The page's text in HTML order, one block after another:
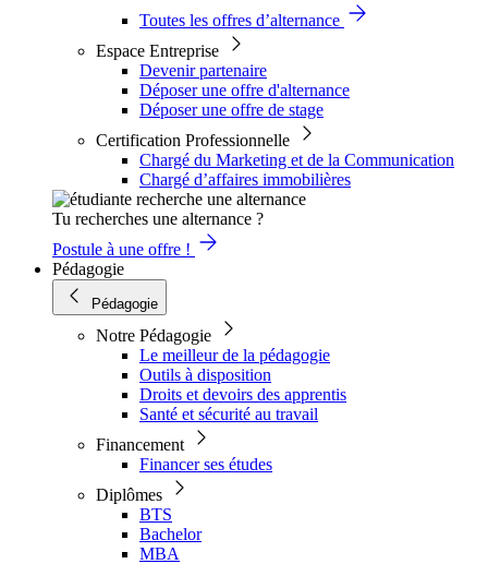
Toutes les offres d’alternance
Espace Entreprise
Devenir partenaire
Déposer une offre d'alternance
Déposer une offre de stage
Certification Professionnelle
Chargé du Marketing et de la Communication
Chargé d’affaires immobilières
Tu recherches une alternance ?
Postule à une offre !
Pédagogie
Pédagogie
Notre Pédagogie
Le meilleur de la pédagogie
Outils à disposition
Droits et devoirs des apprentis
Santé et sécurité au travail
Financement
Financer ses études
Diplômes
BTS
Bachelor
MBA